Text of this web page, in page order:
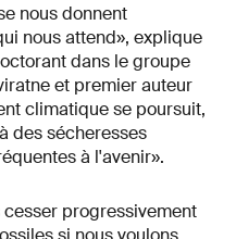
nous donnent
nous attend», explique
dans le groupe
et premier auteur
climatique se poursuit,
des sécheresses
à l'avenir».
progressivement